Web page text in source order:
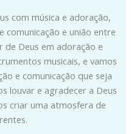
com música e adoração,
comunicação e união entre
de Deus em adoração e
musicais, e vamos
e comunicação que seja
louvar e agradecer a Deus
criar uma atmosfera de